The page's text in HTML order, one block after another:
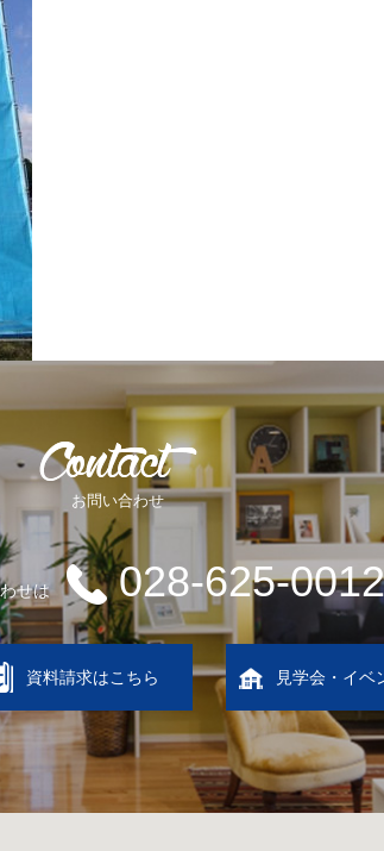
お問い合わせ
わせは 028-625-0012
資料請求はこちら 見学会・イベ